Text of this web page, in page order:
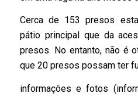
Cerca de 153 presos
pátio principal que da
presos. No entanto, não é
que 20 presos possam ter
informações e fotos